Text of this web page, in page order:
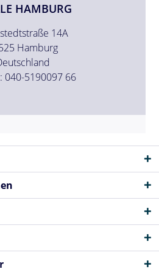
HAMBURG
14A
Hamburg
040-5190097 66